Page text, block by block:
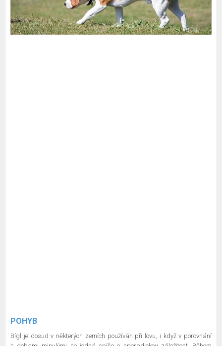
POHYB
Bígl je dosud v některých zemích používán při lovu, i když v porovnání